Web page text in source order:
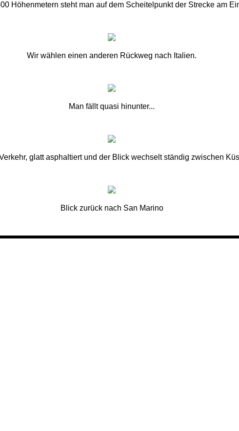
Höhenmetern steht man auf dem Scheitelpunkt der Strecke am
Wir wählen einen anderen Rückweg nach Italien.
Man fällt quasi hinunter...
glatt asphaltiert und der Blick wechselt ständig zwischen
Blick zurück nach San Marino